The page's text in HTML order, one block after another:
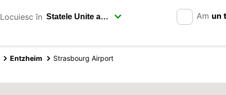
Locuiesc în Am un
Entzheim Strasbourg Airport